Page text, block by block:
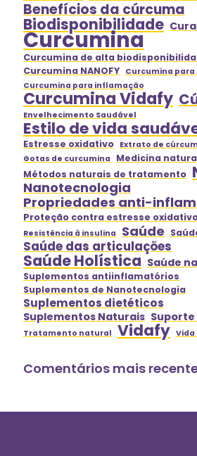
Benefícios da cúrcuma
Biodisponibilidade
Curcumina
Curcumina de alta
Curcumina NANOFY Curcumina para
Curcumina para inflamação
Curcumina Vidafy
Envelhecimento Saudável
Estilo de vida
Estresse oxidativo Extrato de
Gotas de curcumina
Medicina
Métodos naturais de tratamento
Nanotecnologia
Propriedades anti-
Proteção contra estresse
Resistência à insulina
Saúde
Saúde das articulações
Saúde Holística Saúde
Suplementos antiinflamatórios
Suplementos de Nanotecnologia
Suplementos dietéticos
Suplementos Naturais
Tratamento natural Vidafy Vida
Comentários mais